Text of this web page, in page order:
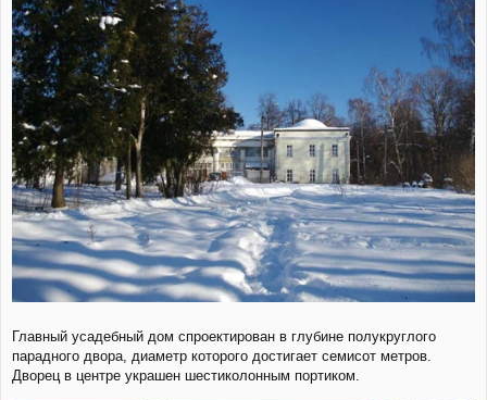
Главный усадебный дом спроектирован в глубине полукруглого
парадного двора, диаметр которого достигает семисот метров.
Дворец в центре украшен шестиколонным портиком.